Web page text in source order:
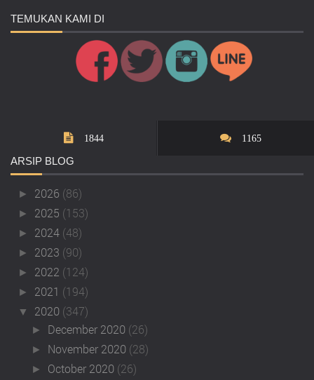
TEMUKAN KAMI DI
1844 1165
ARSIP BLOG
► 2026 (86)
► 2025 (153)
► 2024 (48)
► 2023 (90)
► 2022 (124)
► 2021 (194)
▼ 2020 (347)
► December 2020 (26)
► November 2020 (28)
► October 2020 (26)